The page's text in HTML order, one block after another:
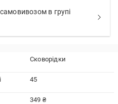
в групі
Сковорідки
45
349 ₴